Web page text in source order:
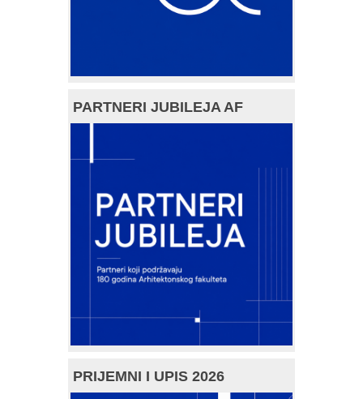
PARTNERI JUBILEJA AF
PRIJEMNI I UPIS 2026